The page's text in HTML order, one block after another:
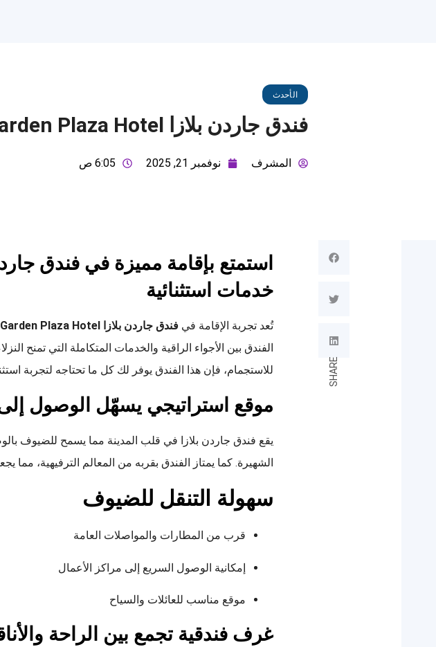
الأحدث
فندق جاردن بلازا Garden Plaza Hotel
المشرف نوفمبر 21, 2025 6:05 ص
SHARE
خدمات استثنائية
تُعد تجربة الإقامة في فندق جاردن بلازا Garden Plaza Hotel
الفندق بين الأجواء الراقية والخدمات المتكاملة التي تمنح
للاستجمام، فإن هذا الفندق يوفر لك كل ما تحتاجه لتجربة
موقع استراتيجي يسهّل الوصول
يقع فندق جاردن بلازا في قلب المدينة مما يسمح للضيوف
الشهيرة. كما يمتاز الفندق بقربه من المعالم الترفيهية، مما
سهولة التنقل للضيوف
قرب من المطارات والمواصلات العامة
إمكانية الوصول السريع إلى مراكز الأعمال
موقع مناسب للعائلات والسياح
غرف فندقية تجمع بين الراحة